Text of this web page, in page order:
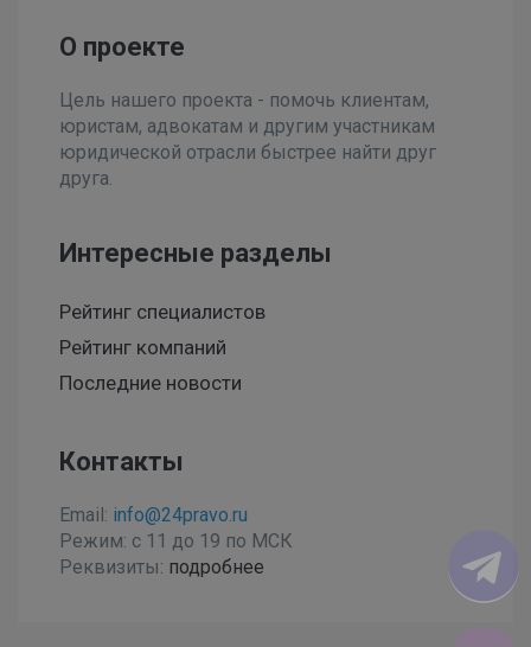
О проекте
Цель нашего проекта - помочь клиентам,
юристам, адвокатам и другим участникам
юридической отрасли быстрее найти друг
друга.
Интересные разделы
Рейтинг специалистов
Рейтинг компаний
Последние новости
Контакты
Email: info@24pravo.ru
Режим: с 11 до 19 по МСК
Реквизиты: подробнее